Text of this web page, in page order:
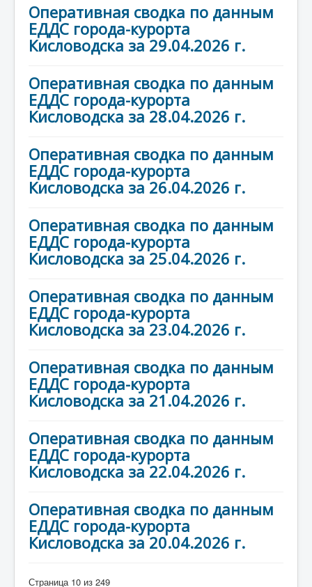
Оперативная сводка по данным
ЕДДС города-курорта
Кисловодска за 29.04.2026 г.
Оперативная сводка по данным
ЕДДС города-курорта
Кисловодска за 28.04.2026 г.
Оперативная сводка по данным
ЕДДС города-курорта
Кисловодска за 26.04.2026 г.
Оперативная сводка по данным
ЕДДС города-курорта
Кисловодска за 25.04.2026 г.
Оперативная сводка по данным
ЕДДС города-курорта
Кисловодска за 23.04.2026 г.
Оперативная сводка по данным
ЕДДС города-курорта
Кисловодска за 21.04.2026 г.
Оперативная сводка по данным
ЕДДС города-курорта
Кисловодска за 22.04.2026 г.
Оперативная сводка по данным
ЕДДС города-курорта
Кисловодска за 20.04.2026 г.
Страница 10 из 249